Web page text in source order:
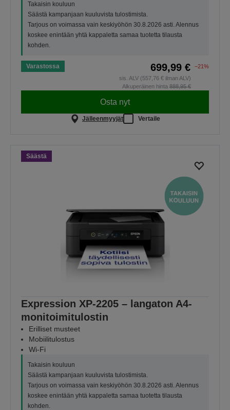
Takaisin kouluun
Säästä kampanjaan kuuluvista tulostimista.
Tarjous on voimassa vain keskiyöhön 30.8.2026 asti. Alennus
koskee enintään yhtä kappaletta samaa tuotetta tilausta
kohden.
Varastossa 699,99 €
−21%
sis. ALV (557,76 € ilman ALV)
Alkuperäinen hinta 888,95 €
Osta nyt
Jälleenmyyjät Vertaile
Säästä
Expression XP-2205 – langaton A4-
monitoimitulostin
Erilliset musteet
Mobiilitulostus
Wi-Fi
Takaisin kouluun
Säästä kampanjaan kuuluvista tulostimista.
Tarjous on voimassa vain keskiyöhön 30.8.2026 asti. Alennus
koskee enintään yhtä kappaletta samaa tuotetta tilausta
kohden.